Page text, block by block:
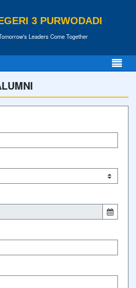
3 PURWODADI
Leaders Come Together